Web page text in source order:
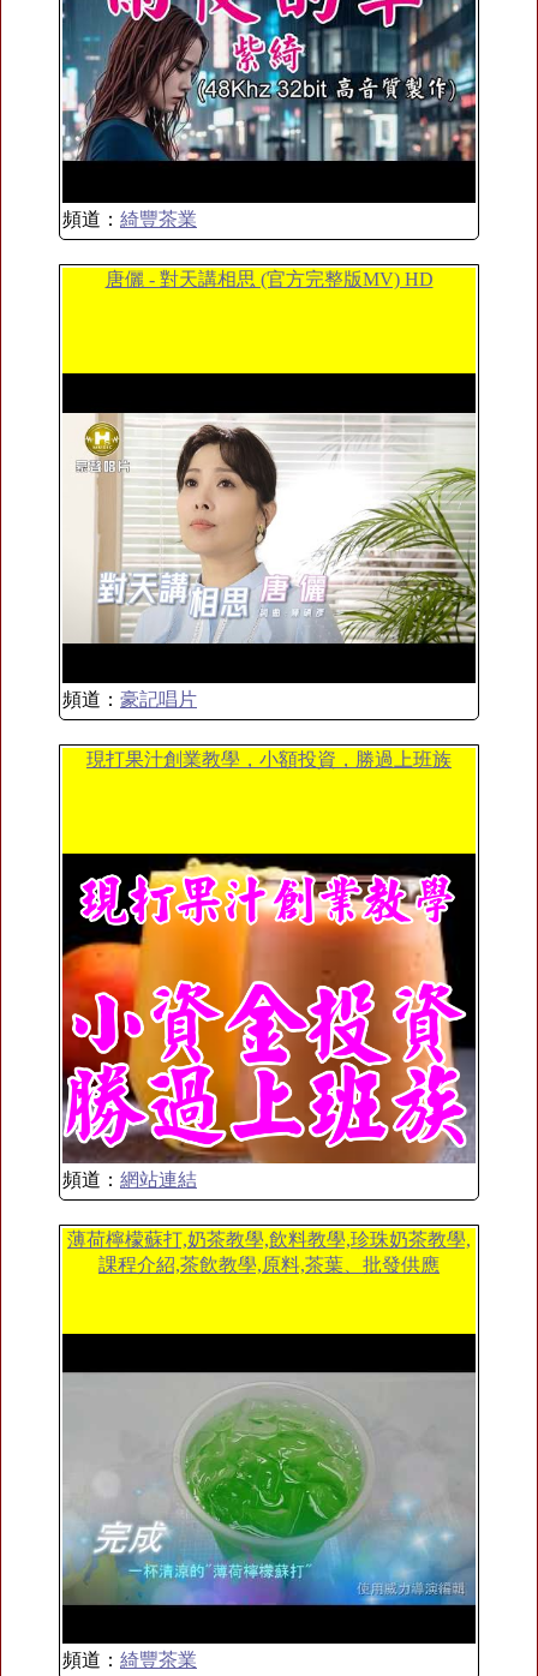
頻道： 綺豐茶業
唐儷 - 對天講相思 (官方完整版MV) HD
頻道： 豪記唱片
現打果汁創業教學，小額投資，勝過上班族
頻道： 網站連結
薄荷檸檬蘇打,奶茶教學,飲料教學,珍珠奶茶教學,
課程介紹,茶飲教學,原料,茶葉、批發供應
頻道： 綺豐茶業